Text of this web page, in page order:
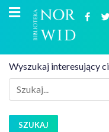
Wyszukaj interesujący
SZUKAJ